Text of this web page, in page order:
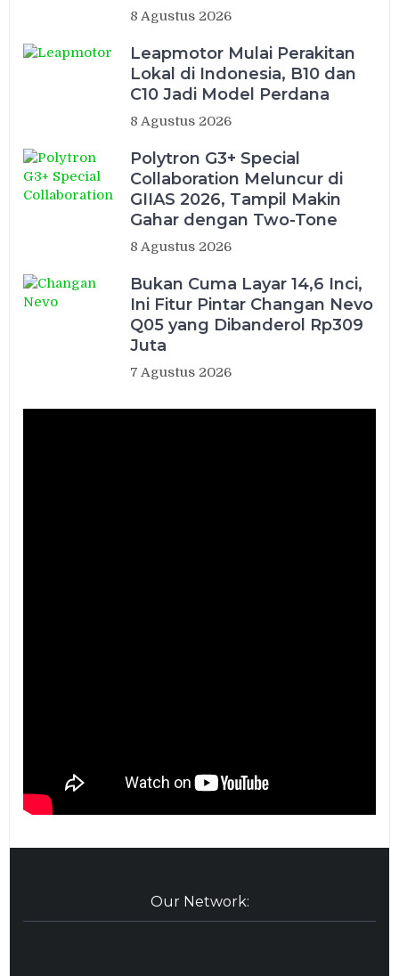
8 Agustus 2026
Leapmotor Mulai Perakitan
Lokal di Indonesia, B10 dan
C10 Jadi Model Perdana
8 Agustus 2026
Polytron G3+ Special
Collaboration Meluncur di
GIIAS 2026, Tampil Makin
Gahar dengan Two-Tone
8 Agustus 2026
Bukan Cuma Layar 14,6 Inci,
Ini Fitur Pintar Changan Nevo
Q05 yang Dibanderol Rp309
Juta
7 Agustus 2026
Our Network: